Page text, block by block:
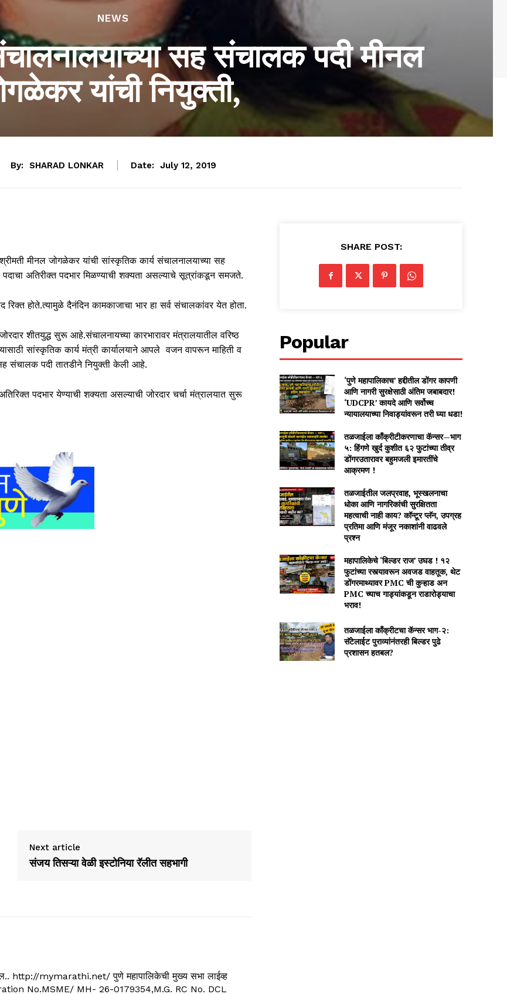
NEWS
सह संचालक पदी मीनल
यांची नियुक्ती,
By: SHARAD LONKAR Date: July 12, 2019
मीनल जोगळेकर यांची सांस्कृतिक कार्य संचालनालयाच्या सह
अतिरीक्त पदभार मिळण्याची शक्यता असल्याचे सूत्रांकडून समजते.
होते.त्यामुळे दैनंदिन कामकाजाचा भार हा सर्व संचालकांवर येत होता.
शीतयुद्ध सुरू आहे.संचालनायच्या कारभारावर मंत्रालयातील वरिष्ठ
सांस्कृतिक कार्य मंत्री कार्यालयाने आपले वजन वापरून माहिती व
संचालक पदी तातडीने नियुक्ती केली आहे.
पदभार येण्याची शक्यता असल्याची जोरदार चर्चा मंत्रालयात सुरू
Next article
संजय तिसऱ्या वेळी इस्टोनिया रॅलीत सहभागी
http://mymarathi.net/ पुणे महापालिकेची मुख्य सभा लाईव्ह
No.MSME/ MH- 26-0179354,M.G. RC No. DCL
SHARE POST:
Popular
‘पुणे महापालिकाच’ हद्दीतील डोंगर कापणी
आणि नागरी सुरक्षेसाठी अंतिम जबाबदार!
‘UDCPR’ कायदे आणि सर्वोच्च
न्यायालयाच्या निवाड्यांवरून तरी घ्या धडा!
तळजाईला काँक्रीटीकरणाचा कॅन्सर—भाग
५: हिंगणे खुर्द कुशीत ६२ फुटांच्या तीव्र
डोंगरउतारावर बहुमजली इमारतींचे
आक्रमण !
तळजाईतील जलप्रवाह, भूस्खलनाचा
धोका आणि नागरिकांची सुरक्षितता
महत्वाची नाही काय? कॉन्टूर प्लॅन, उपग्रह
प्रतिमा आणि मंजूर नकाशांनी वाढवले
प्रश्न
महापालिकेचे ‘बिल्डर राज’ उघड ! १२
फुटांच्या रस्त्यावरून अवजड वाहतूक, थेट
डोंगरमाथ्यावर PMC ची कुऱ्हाड अन
PMC च्याच गाड्यांकडून राडारोड्याचा
भराव!
तळजाईला कॉंक्रीटचा कॅन्सर भाग-२:
सॅटेलाईट पुराव्यांनंतरही बिल्डर पुढे
प्रशासन हतबल?